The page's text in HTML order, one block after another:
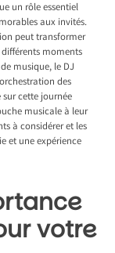
un rôle essentiel
aux invités.
peut transformer
moments
musique, le DJ
des
cette journée
musicale à leur
à considérer et les
et une expérience
votre